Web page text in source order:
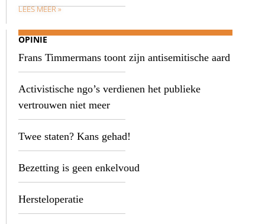
LEES MEER »
OPINIE
Frans Timmermans toont zijn antisemitische aard
Activistische ngo’s verdienen het publieke
vertrouwen niet meer
Twee staten? Kans gehad!
Bezetting is geen enkelvoud
Hersteloperatie